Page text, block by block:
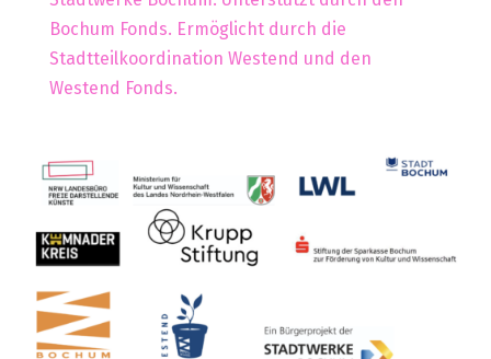
Bochum Fonds. Ermöglicht durch die
Stadtteilkoordination Westend und den
Westend Fonds.